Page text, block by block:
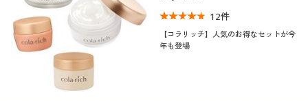
大きいサイズ 事務・制服
カタログ・チラシからのご注文
デジタルカタログ
12件
【コラリッチ】人気のお得なセットが今
年も登場